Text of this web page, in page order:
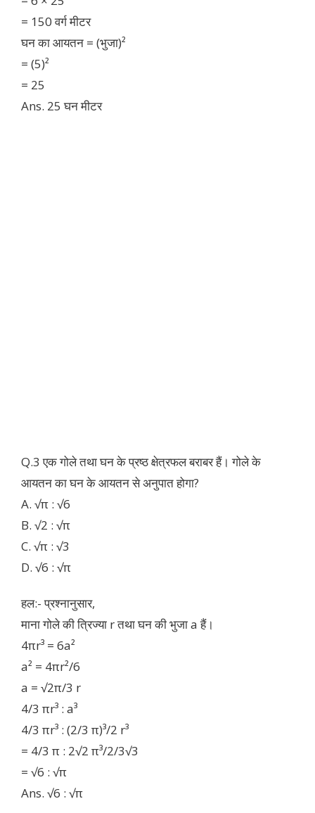
= 150 वर्ग मीटर
घन का आयतन = (भुजा)²
= (5)²
= 25
Ans. 25 घन मीटर
Q.3 एक गोले तथा घन के प्रष्ठ क्षेत्रफल बराबर हैं। गोले के
आयतन का घन के आयतन से अनुपात होगा?
A. √π : √6
B. √2 : √π
C. √π : √3
D. √6 : √π
हल:- प्रश्नानुसार,
माना गोले की त्रिज्या r तथा घन की भुजा a हैं।
4πr³ = 6a²
a² = 4πr²/6
a = √2π/3 r
4/3 πr³ : a³
4/3 πr³ : (2/3 π)³/2 r³
= 4/3 π : 2√2 π³/2/3√3
= √6 : √π
Ans. √6 : √π